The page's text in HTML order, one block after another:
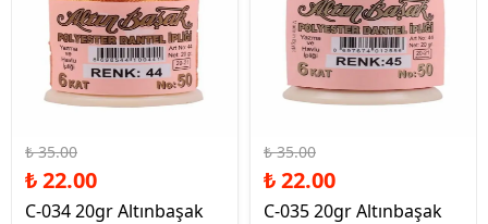
₺ 35.00
₺ 22.00
C-034 20gr Altınbaşak
₺ 35.00
₺ 22.00
C-035 20gr Altınbaşak